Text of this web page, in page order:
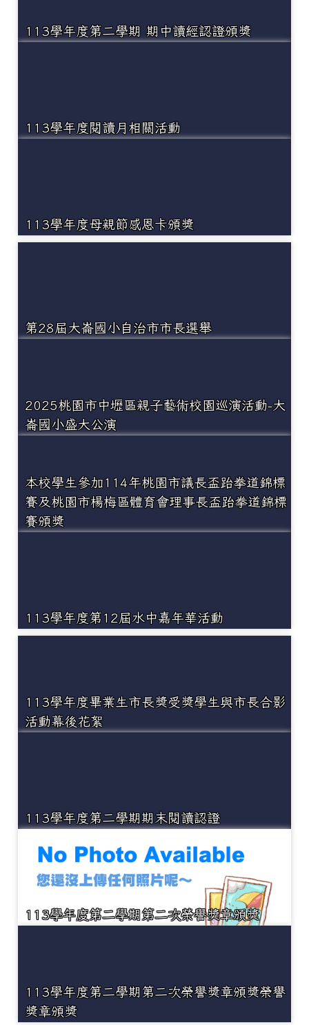
113學年度第二學期 期中讀經認證頒獎
113學年度閱讀月相關活動
113學年度母親節感恩卡頒獎
第28屆大崙國小自治市市長選舉
2025桃園市中壢區親子藝術校園巡演活動-大
崙國小盛大公演
本校學生參加114年桃園市議長盃跆拳道錦標
賽及桃園市楊梅區體育會理事長盃跆拳道錦標
賽頒獎
113學年度第12屆水中嘉年華活動
113學年度畢業生市長獎受獎學生與市長合影
活動幕後花絮
113學年度第二學期期末閱讀認證
113學年度第二學期第二次榮譽獎章頒獎
113學年度第二學期第二次榮譽獎章頒獎榮譽
獎章頒獎